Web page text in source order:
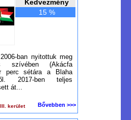
Kedvezmény
15 %
ban nyitottuk meg
szívében (Akácfa
perc sétára a Blaha
2017-ben teljes
át...
kerület Bővebben >>>